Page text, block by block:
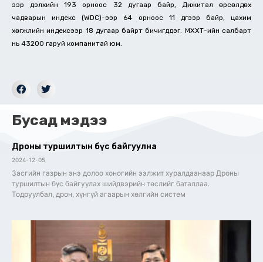
ээр дэлхийн 193 орноос 32 дугаар байр, Дижитал өрсөлдөх
чадварын индекс (WDC)-ээр 64 орноос 11 дүгээр байр, цахим
хөгжлийн индексээр 18 дугаар байрт бичигддэг. МХХТ-ийн салбарт
нь 43200 гаруй компанитай юм.
Бусад мэдээ
Дроны туршилтын бүс байгуулна
2024-12-05
Засгийн газрын энэ долоо хоногийн ээлжит хуралдаанаар Дроны
туршилтын бүс байгуулах шийдвэрийн төслийг баталлаа.
Тодруулбал, дрон, хүнгүй агаарын хөлгийн систем